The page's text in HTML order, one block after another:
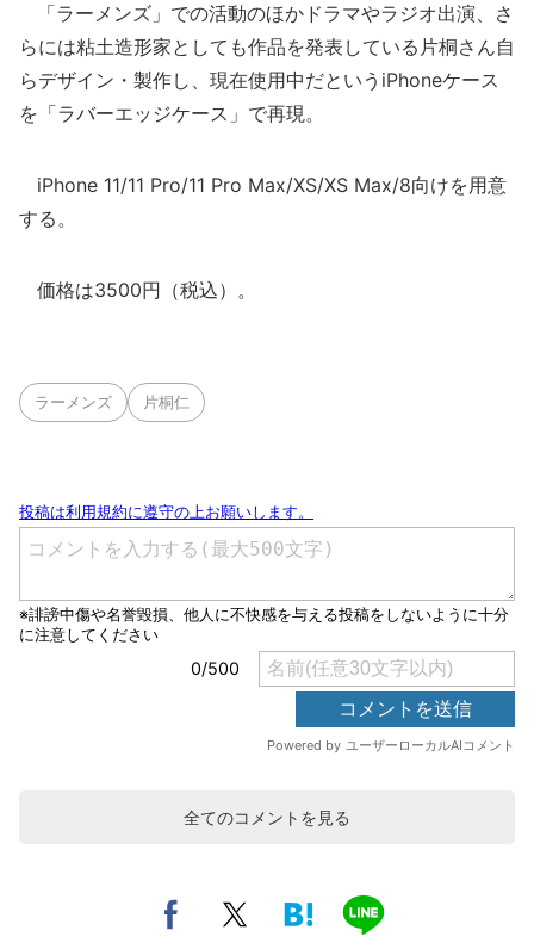
「ラーメンズ」での活動のほかドラマやラジオ出演、さ
らには粘土造形家としても作品を発表している片桐さん自
らデザイン・製作し、現在使用中だというiPhoneケース
を「ラバーエッジケース」で再現。
iPhone 11/11 Pro/11 Pro Max/XS/XS Max/8向けを用意
する。
価格は3500円（税込）。
ラーメンズ 片桐仁
全てのコメントを見る